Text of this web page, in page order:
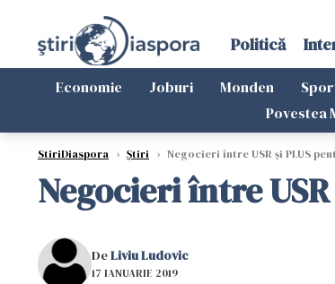
Politică
Economie Joburi Monden
Povestea
StiriDiaspora › Știri › Negocieri între USR şi PLUS
Negocieri între
DeLiviu Ludovic
17 IANUARIE 2019